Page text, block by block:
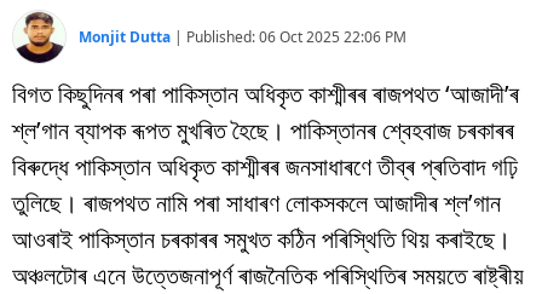
শিক্ষা
খেল
জীৱনশৈলী
বিশ্ব
প্ৰযুক্তি
Monjit Dutta | Published:06 Oct 2025 22:06 PM
বিগত কিছুদিনৰ পৰা পাকিস্তান অধিকৃত কাশ্মীৰৰ ৰাজপথত ‘আজাদী’ৰ
শ্ল’গান ব্যাপক ৰূপত মুখৰিত হৈছে। পাকিস্তানৰ শ্বেহবাজ চৰকাৰৰ
বিৰুদ্ধে পাকিস্তান অধিকৃত কাশ্মীৰৰ জনসাধাৰণে তীব্ৰ প্ৰতিবাদ গঢ়ি
তুলিছে। ৰাজপথত নামি পৰা সাধাৰণ লোকসকলে আজাদীৰ শ্ল’গান
আওৰাই পাকিস্তান চৰকাৰৰ সমুখত কঠিন পৰিস্থিতি থিয় কৰাইছে।
অঞ্চলটোৰ এনে উত্তেজনাপূৰ্ণ ৰাজনৈতিক পৰিস্থিতিৰ সময়তে ৰাষ্ট্ৰীয়